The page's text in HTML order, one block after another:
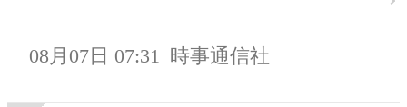
08月07日 07:31 時事通信社